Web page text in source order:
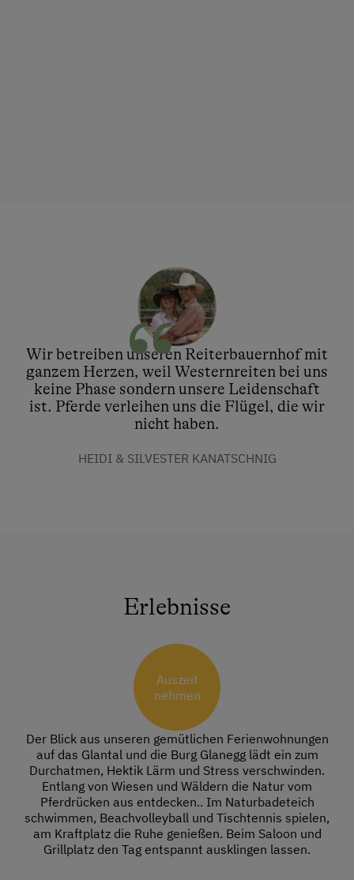
Wir betreiben unseren Reiterbauernhof mit
ganzem Herzen, weil Westernreiten bei uns
keine Phase sondern unsere Leidenschaft
ist. Pferde verleihen uns die Flügel, die wir
nicht haben.
HEIDI & SILVESTER KANATSCHNIG
Erlebnisse
Auszeit
nehmen
Der Blick aus unseren gemütlichen Ferienwohnungen
auf das Glantal und die Burg Glanegg lädt ein zum
Durchatmen, Hektik Lärm und Stress verschwinden.
Entlang von Wiesen und Wäldern die Natur vom
Pferdrücken aus entdecken.. Im Naturbadeteich
schwimmen, Beachvolleyball und Tischtennis spielen,
am Kraftplatz die Ruhe genießen. Beim Saloon und
Grillplatz den Tag entspannt ausklingen lassen.